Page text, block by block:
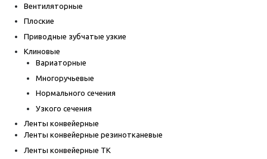
Вентиляторные
Плоские
Приводные зубчатые узкие
Клиновые
Вариаторные
Многоручьевые
Нормального сечения
Узкого сечения
Ленты конвейерные
Ленты конвейерные резинотканевые
Ленты конвейерные ТК